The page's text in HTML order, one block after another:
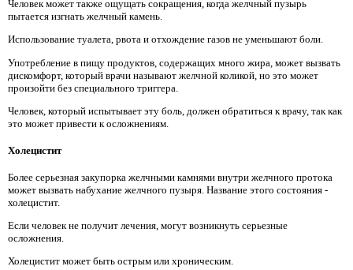
Человек может также ощущать сокращения, когда желчный пузырь
пытается изгнать желчный камень.
Использование туалета, рвота и отхождение газов не уменьшают боли.
Употребление в пищу продуктов, содержащих много жира, может вызвать
дискомфорт, который врачи называют желчной коликой, но это может
произойти без специального триггера.
Человек, который испытывает эту боль, должен обратиться к врачу, так как
это может привести к осложнениям.
Холецистит
Более серьезная закупорка желчными камнями внутри желчного протока
может вызвать набухание желчного пузыря. Название этого состояния -
холецистит.
Если человек не получит лечения, могут возникнуть серьезные
осложнения.
Холецистит может быть острым или хроническим.